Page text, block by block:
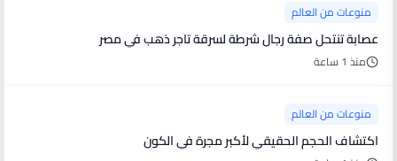
منوعات من العالم
عصابة تنتحل صفة رجال شرطة لسرقة تاجر ذهب في مصر
منذ 1 ساعة
منوعات من العالم
اكتشاف الحجم الحقيقي لأكبر مجرة في الكون